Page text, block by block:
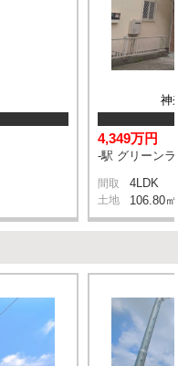
神
4,349万円
-駅 グリーン
間取 4LDK
土地 106.80㎡